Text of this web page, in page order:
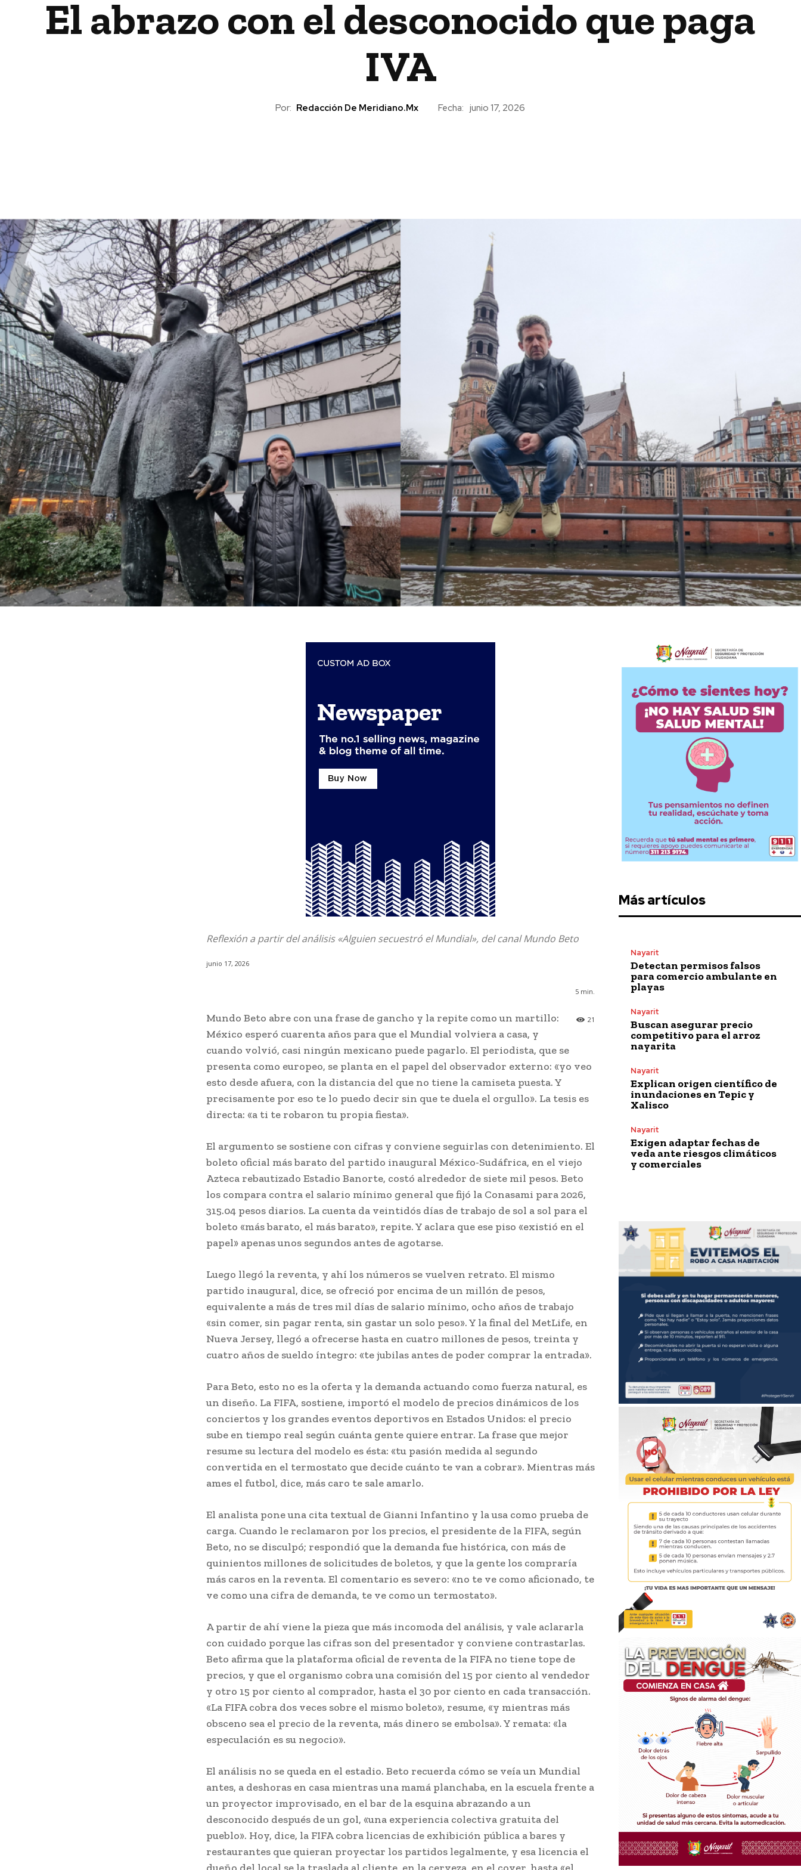
El abrazo con el desconocido que paga
IVA
Por: Redacción De Meridiano.mx Fecha: junio 17, 2026
Reflexión a partir del análisis «Alguien secuestró el Mundial», del canal Mundo Beto
junio 17, 2026
5 min.
21
Mundo Beto abre con una frase de gancho y la repite como un martillo:
México esperó cuarenta años para que el Mundial volviera a casa, y
cuando volvió, casi ningún mexicano puede pagarlo. El periodista, que se
presenta como europeo, se planta en el papel del observador externo: «yo veo
esto desde afuera, con la distancia del que no tiene la camiseta puesta. Y
precisamente por eso te lo puedo decir sin que te duela el orgullo». La tesis es
directa: «a ti te robaron tu propia fiesta».
El argumento se sostiene con cifras y conviene seguirlas con detenimiento. El
boleto oficial más barato del partido inaugural México-Sudáfrica, en el viejo
Azteca rebautizado Estadio Banorte, costó alrededor de siete mil pesos. Beto
los compara contra el salario mínimo general que fijó la Conasami para 2026,
315.04 pesos diarios. La cuenta da veintidós días de trabajo de sol a sol para el
boleto «más barato, el más barato», repite. Y aclara que ese piso «existió en el
papel» apenas unos segundos antes de agotarse.
Luego llegó la reventa, y ahí los números se vuelven retrato. El mismo
partido inaugural, dice, se ofreció por encima de un millón de pesos,
equivalente a más de tres mil días de salario mínimo, ocho años de trabajo
«sin comer, sin pagar renta, sin gastar un solo peso». Y la final del MetLife, en
Nueva Jersey, llegó a ofrecerse hasta en cuatro millones de pesos, treinta y
cuatro años de sueldo íntegro: «te jubilas antes de poder comprar la entrada».
Para Beto, esto no es la oferta y la demanda actuando como fuerza natural, es
un diseño. La FIFA, sostiene, importó el modelo de precios dinámicos de los
conciertos y los grandes eventos deportivos en Estados Unidos: el precio
sube en tiempo real según cuánta gente quiere entrar. La frase que mejor
resume su lectura del modelo es ésta: «tu pasión medida al segundo
convertida en el termostato que decide cuánto te van a cobrar». Mientras más
ames el futbol, ​​dice, más caro te sale amarlo.
El analista pone una cita textual de Gianni Infantino y la usa como prueba de
carga. Cuando le reclamaron por los precios, el presidente de la FIFA, según
Beto, no se disculpó; respondió que la demanda fue histórica, con más de
quinientos millones de solicitudes de boletos, y que la gente los compraría
más caros en la reventa. El comentario es severo: «no te ve como aficionado, te
ve como una cifra de demanda, te ve como un termostato».
A partir de ahí viene la pieza que más incomoda del análisis, y vale aclararla
con cuidado porque las cifras son del presentador y conviene contrastarlas.
Beto afirma que la plataforma oficial de reventa de la FIFA no tiene tope de
precios, y que el organismo cobra una comisión del 15 por ciento al ​​vendedor
y otro 15 por ciento al ​​comprador, hasta el 30 por ciento en cada transacción.
«La FIFA cobra dos veces sobre el mismo boleto», resume, «y mientras más
obsceno sea el precio de la reventa, más dinero se embolsa». Y remata: «la
especulación es su negocio».
El análisis no se queda en el estadio. Beto recuerda cómo se veía un Mundial
antes, a deshoras en casa mientras una mamá planchaba, en la escuela frente a
un proyector improvisado, en el bar de la esquina abrazando a un
desconocido después de un gol, «una experiencia colectiva gratuita del
pueblo». Hoy, dice, la FIFA cobra licencias de exhibición pública a bares y
restaurantes que quieran proyectar los partidos legalmente, y esa licencia el
Más artículos
Nayarit
Detectan permisos falsos
para comercio ambulante en
playas
Nayarit
Buscan asegurar precio
competitivo para el arroz
nayarita
Nayarit
Explican origen científico de
inundaciones en Tepic y
Xalisco
Nayarit
Exigen adaptar fechas de
veda ante riesgos climáticos
y comerciales